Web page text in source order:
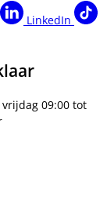
LinkedIn
09:00 tot